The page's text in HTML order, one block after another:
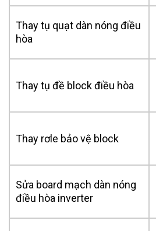
Thay tụ quạt dàn nóng điều
hòa
Thay tụ đề block điều hòa
Thay rơle bảo vệ block
Sửa board mạch dàn nóng
điều hòa inverter